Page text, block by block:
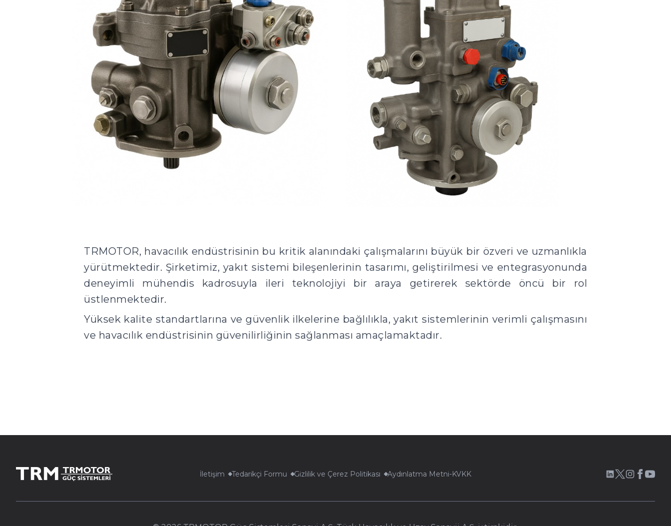
TRMOTOR, havacılık endüstrisinin bu kritik alanındaki çalışmalarını büyük bir özveri ve uzmanlıkla
yürütmektedir. Şirketimiz, yakıt sistemi bileşenlerinin tasarımı, geliştirilmesi ve entegrasyonunda
deneyimli mühendis kadrosuyla ileri teknolojiyi bir araya getirerek sektörde öncü bir rol
üstlenmektedir.
Yüksek kalite standartlarına ve güvenlik ilkelerine bağlılıkla, yakıt sistemlerinin verimli çalışmasını
ve havacılık endüstrisinin güvenilirliğinin sağlanması amaçlamaktadır.
TRMOTOR İletişim Tedarikçi Formu Gizlilik ve Çerez Politikası Aydınlatma Metni-KVKK